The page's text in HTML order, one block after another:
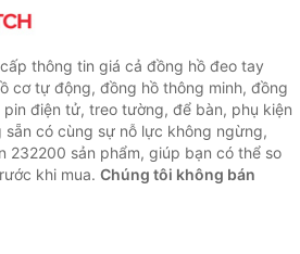
thông tin giá cả đồng hồ đeo tay
cơ tự động, đồng hồ thông minh, đồng
điện tử, treo tường, để bàn, phụ kiện
sẵn có cùng sự nỗ lực không ngừng,
232200 sản phẩm, giúp bạn có thể so
khi mua. Chúng tôi không bán